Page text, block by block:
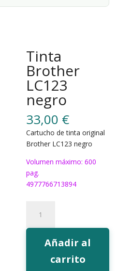
Tinta
Brother
LC123
negro
33,00 €
Cartucho de tinta original
Brother LC123 negro
Volumen máximo: 600
pag.
4977766713894
Brother
LC123
Añadir al
carrito